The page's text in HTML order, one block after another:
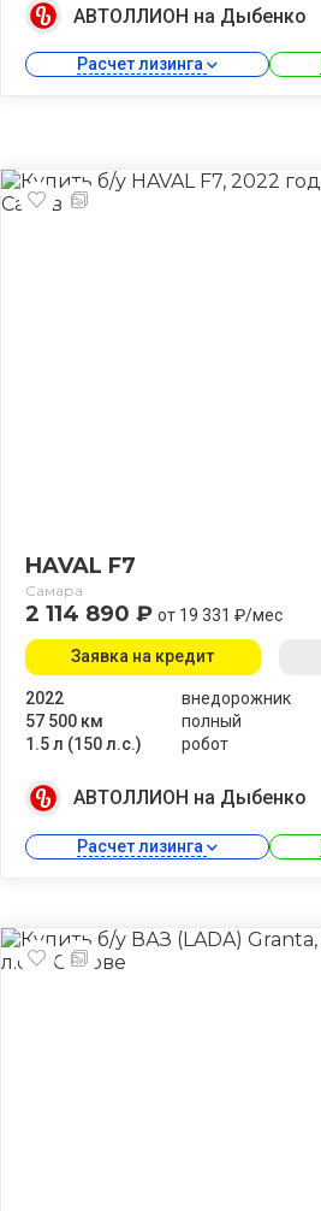
АВТОЛЛИОН на Дыбенко
Расчет лизинга
HAVAL F7
Самара
2 114 890 ₽ от 19 331 ₽/мес
2022
57 500 км
1.5 л (150 л.с.)
внедорожник
полный
робот
Заявка на кредит
АВТОЛЛИОН на Дыбенко
Расчет лизинга